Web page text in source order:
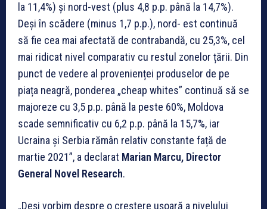
la 11,4%) și nord-vest (plus 4,8 p.p. până la 14,7%).
Deși în scădere (minus 1,7 p.p.), nord- est continuă
să fie cea mai afectată de contrabandă, cu 25,3%, cel
mai ridicat nivel comparativ cu restul zonelor țării. Din
punct de vedere al provenienței produselor de pe
piața neagră, ponderea „cheap whites” continuă să se
majoreze cu 3,5 p.p. până la peste 60%, Moldova
scade semnificativ cu 6,2 p.p. până la 15,7%, iar
Ucraina și Serbia rămân relativ constante față de
martie 2021”, a declarat Marian Marcu, Director
General Novel Research.
„Deși vorbim despre o creștere ușoară a nivelului